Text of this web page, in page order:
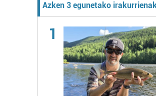
Azken 3 egunetako
1